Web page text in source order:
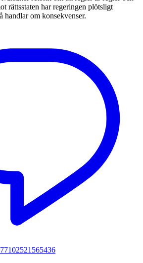
rättsstaten har regeringen plötsligt
handlar om konsekvenser.